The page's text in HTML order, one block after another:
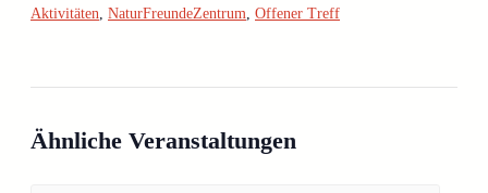
Aktivitäten NaturFreundeZentrum Offener Treff
Ähnliche Veranstaltungen